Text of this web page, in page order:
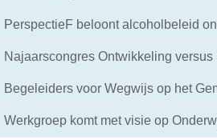
09-08-2008 12:45
PerspectieF beloont alcoholbeleid
08-08-2008 17:00
Najaarscongres Ontwikkeling versus
05-08-2008 16:44
Begeleiders voor Wegwijs op het
02-08-2008 14:51
Werkgroep komt met visie op